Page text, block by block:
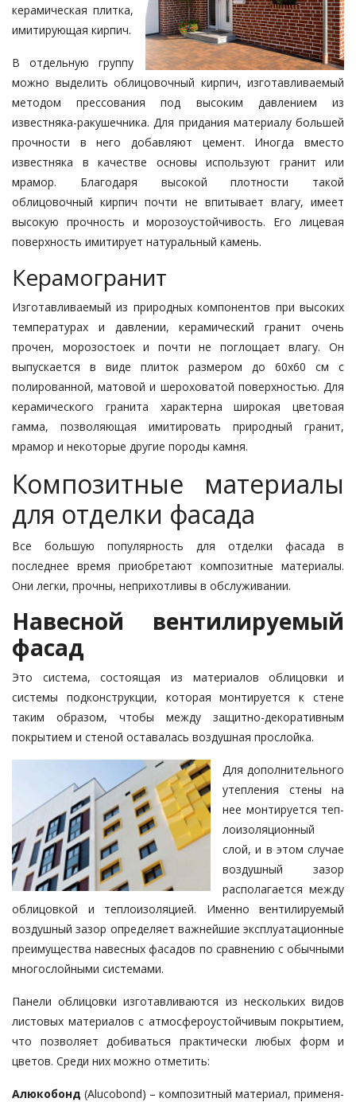
керамическая плитка,
имитирующая кирпич.
В отдельную группу
можно выделить облицовоч­­ный кирпич, изготавливаемый
мето­дом прессования под высоким давле­ни­ем из
известняка-ракушечника. Для придания материалу большей
прочности в него добавляют цемент. Иногда вместо
известняка в качест­ве основы используют гранит или
мрамор. Благодаря высокой плотнос­ти такой
облицовочный кирпич поч­ти не впитывает влагу, имеет
высо­кую прочность и морозоустойчивость. Его лицевая
поверхность имитирует натуральный камень.
Керамогранит
Изготавливаемый из природных ком­понентов при высоких
температу­рах и давлении, керамический гра­­нит очень
прочен, морозостоек и почти не поглощает влагу. Он
выпускается в виде плиток размером до 60х60 см с
полированной, матовой и шерохова­той поверхностью. Для
керамического гранита характерна широкая цветовая
гамма, позволяющая имитировать природный гранит,
мрамор и некото­рые другие породы камня.
Композитные материалы
для отделки фасада
Все большую популярность для от­делки фасада в
последнее время при­обретают композитные материалы.
Они легки, прочны, неприхотливы в об­служивании.
Навесной вентилируемый
фасад
Это система, состоящая из ма­териа­лов облицовки и
системы под­конст­рукции, которая монтируется к сте­не
таким образом, чтобы между за­­­щитно-декоративным
покрытием и стеной оставалась воздушная про­слой­­ка.
Для дополнительного
утепле­ния стены на
нее монтируется теп­­
ло­изоляционный
слой, и в этом слу­чае
воздушный зазор
располагается между
облицовкой и теплоизоляцией. Именно вентилируемый
воздушный зазор определяет важнейшие экс­плу­атационные
преимущества навес­ных фасадов по сравнению с обыч­ными
многослойными систе­мами.
Панели облицовки изготавливают­ся из нескольких видов
листовых материалов с атмосфероустойчивым покрытием,
что позволяет добиваться практически любых форм и
цветов. Среди них можно отметить:
Алюкобонд (Alucobond) – компо­зит­ный материал, применя­